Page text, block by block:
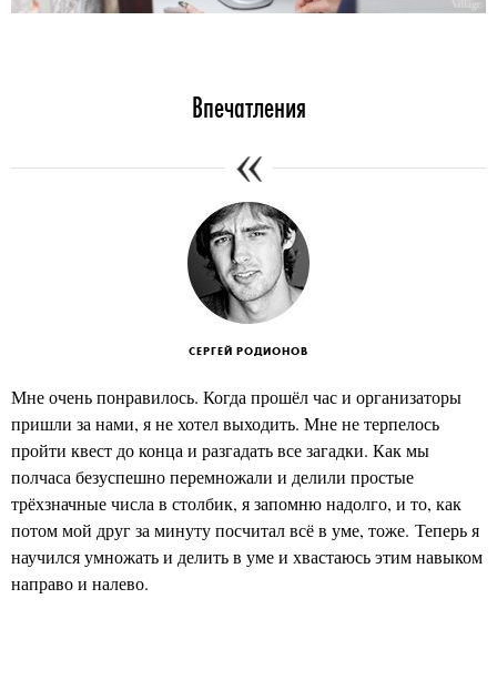
Впечатления
СЕРГЕЙ РОДИОНОВ
Мне очень понравилось. Когда прошёл час и организаторы
пришли за нами, я не хотел выходить. Мне не терпелось
пройти квест до конца и разгадать все загадки. Как мы
полчаса безуспешно перемножали и делили простые
трёхзначные числа в столбик, я запомню надолго, и то, как
потом мой друг за минуту посчитал всё в уме, тоже. Теперь я
научился умножать и делить в уме и хвастаюсь этим навыком
направо и налево.